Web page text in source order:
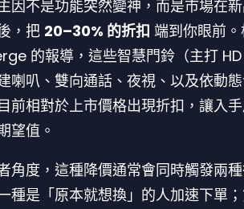
因不是功能突然變神，而是市場在
，把 20–30% 的折扣 端到你眼前
的報導，這些智慧門鈴（主打
喇叭、雙向通話、夜視、以及依動
前相對於上市價格出現折扣，讓入
望值。
角度，這種降價通常會同時觸發兩
種是「原本就想換」的人加速下單